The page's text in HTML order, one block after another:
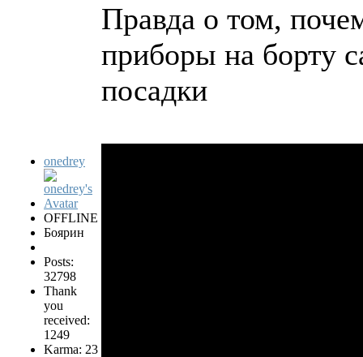
onedrey
OFFLINE
Боярин
Posts:
32798
Thank
you
received:
1249
Karma: 23
Правда о том,
приборы на борту
посадки